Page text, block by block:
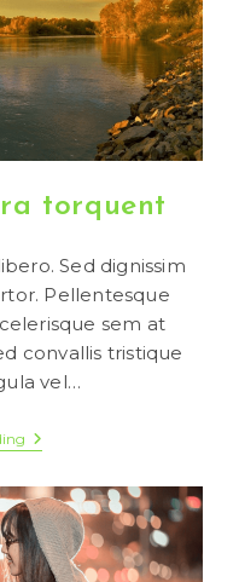
torquent
Sed dignissim
Pellentesque
sem at
convallis tristique
vel…
Sociosqu
Torquent